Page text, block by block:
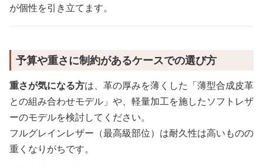
が個性を引き立てます。
予算や重さに制約があるケースでの選び方
重さが気になる方は、革の厚みを薄くした「薄型合成皮革
との組み合わせモデル」や、軽量加工を施したソフトレザ
ーのモデルを検討してください。
フルグレインレザー（最高級部位）は耐久性は高いものの
重くなりがちです。